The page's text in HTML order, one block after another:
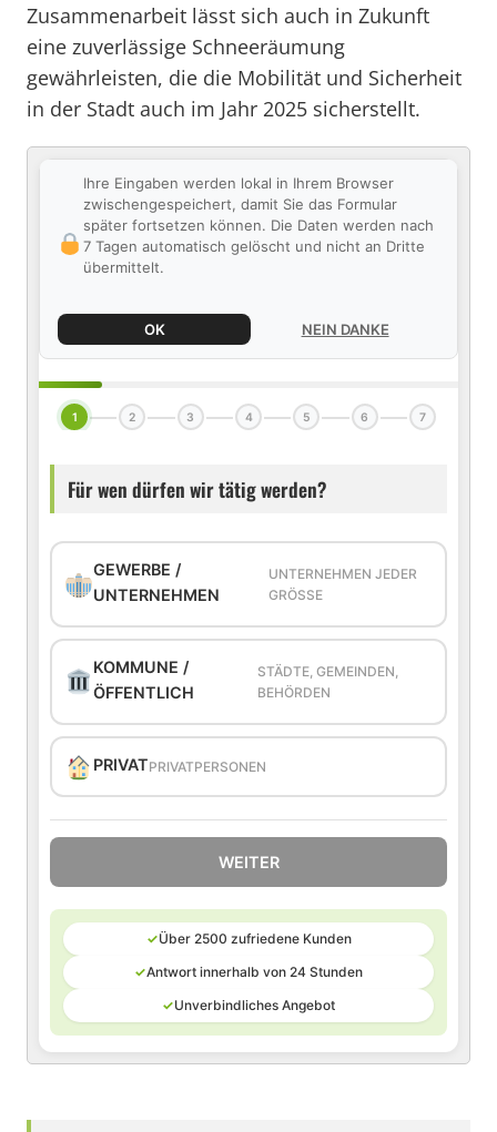
Zusammenarbeit lässt sich auch in Zukunft
eine zuverlässige Schneeräumung
gewährleisten, die die Mobilität und Sicherheit
in der Stadt auch im Jahr 2025 sicherstellt.
Ihre Eingaben werden lokal in Ihrem Browser
zwischengespeichert, damit Sie das Formular
später fortsetzen können. Die Daten werden nach
7 Tagen automatisch gelöscht und nicht an Dritte
übermittelt.
OK NEIN DANKE
1 2 3 4 5 6 7
Für wen dürfen wir tätig werden?
GEWERBE /
UNTERNEHMEN
UNTERNEHMEN JEDER
GRÖSSE
KOMMUNE /
ÖFFENTLICH
STÄDTE, GEMEINDEN,
BEHÖRDEN
PRIVATPRIVATPERSONEN
WEITER
✓Über 2500 zufriedene Kunden
✓Antwort innerhalb von 24 Stunden
✓Unverbindliches Angebot